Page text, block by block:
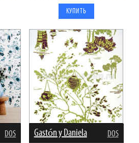
DOS Gastón y Daniela DOS